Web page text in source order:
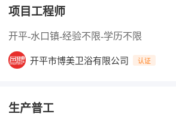
项目工程师
开平-水口镇-经验不限-学历不限
开平市博美卫浴有限公司 认证
生产普工